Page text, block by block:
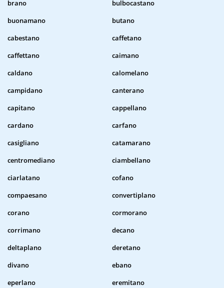
brano
bulbocastano
buonamano
butano
cabestano
caffetano
caffettano
caimano
caldano
calomelano
campidano
canterano
capitano
cappellano
cardano
carfano
casigliano
catamarano
centromediano
ciambellano
ciarlatano
cofano
compaesano
convertiplano
corano
cormorano
corrimano
decano
deltaplano
deretano
divano
ebano
eperlano
eremitano